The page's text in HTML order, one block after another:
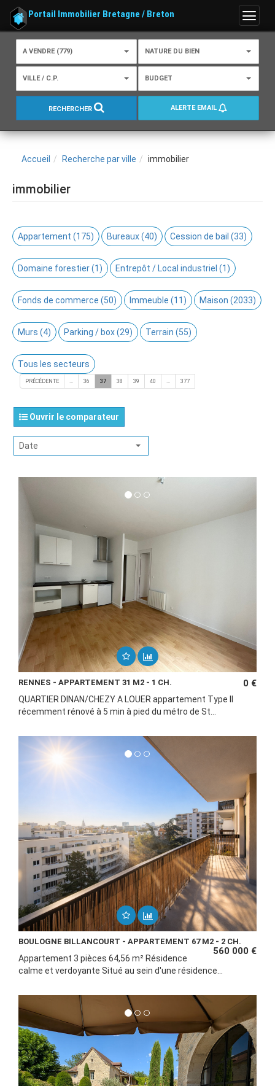
Menu
Portail Immobilier Bretagne / Breton
A VENDRE (779) NATURE DU BIEN
VILLE / C.P. BUDGET
RECHERCHER ALERTE EMAIL
Accueil Recherche par ville immobilier
immobilier
Appartement (175) Bureaux (40) Cession de bail (33)
Domaine forestier (1) Entrepôt / Local industriel (1)
Fonds de commerce (50) Immeuble (11) Maison (2033)
Murs (4) Parking / box (29) Terrain (55)
Tous les secteurs
PRÉCÉDENTE ... 36 37 38 39 40 ... 377
Ouvrir le comparateur
Date
RENNES - APPARTEMENT 31 M2 - 1 CH. 0 €
QUARTIER DINAN/CHEZY A LOUER appartement Type II
récemment rénové à 5 min à pied du métro de St...
BOULOGNE BILLANCOURT - APPARTEMENT 67 M2 - 2 CH.
560 000 €
Appartement 3 pièces 64,56 m² Résidence
calme et verdoyante Situé au sein d'une résidence...